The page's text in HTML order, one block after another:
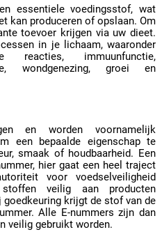
essentiele voedingsstof, wat
kan produceren of opslaan. Om
toevoer krijgen via uw dieet.
in je lichaam, waaronder
reacties, immuunfunctie,
wondgenezing, groei en
en worden voornamelijk
een bepaalde eigenschap te
smaak of houdbaarheid. Een
hier gaat een heel traject
voor voedselveiligheid
veilig aan producten
krijgt de stof van de
Alle E-nummers zijn dan
veilig gebruikt worden.